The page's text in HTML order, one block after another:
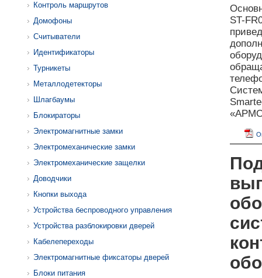
Контроль маршрутов
Домофоны
Считыватели
Идентификаторы
Турникеты
Металлодетекторы
Шлагбаумы
Блокираторы
Электромагнитные замки
Электромеханические замки
Электромеханические защелки
Доводчики
Кнопки выхода
Устройства беспроводного управления
Устройства разблокировки дверей
Кабелепереходы
Электромагнитные фиксаторы дверей
Блоки питания
ST-